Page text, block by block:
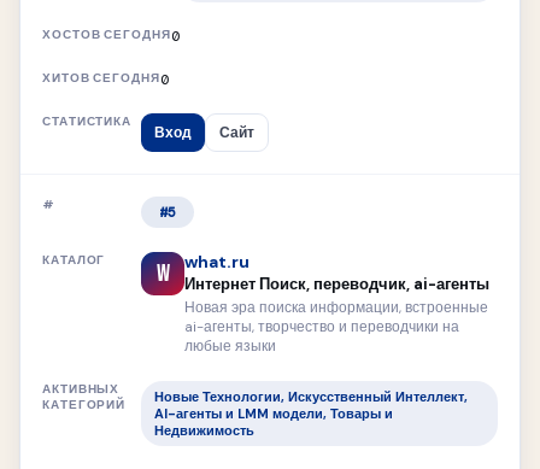
0
0
Вход Сайт
#5
W what.ru
Интернет Поиск, переводчик, ai-агенты
Новая эра поиска информации, встроенные
ai-агенты, творчество и переводчики на
любые языки
Новые Технологии, Искусственный Интеллект,
AI-агенты и LMM модели, Товары и
Недвижимость